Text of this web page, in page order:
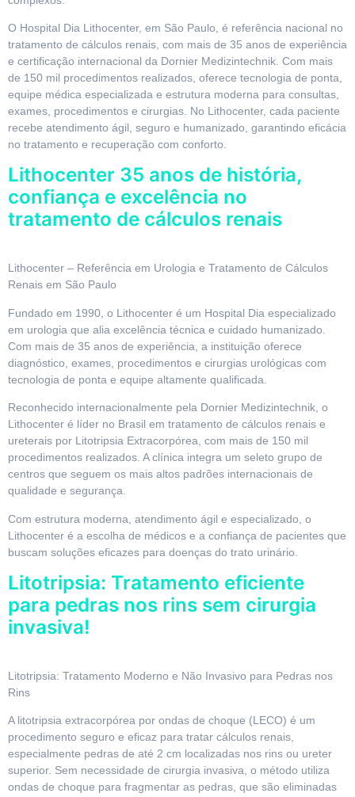
O Hospital Dia Lithocenter, em São Paulo, é referência nacional no
tratamento de cálculos renais, com mais de 35 anos de experiência
e certificação internacional da Dornier Medizintechnik. Com mais
de 150 mil procedimentos realizados, oferece tecnologia de ponta,
equipe médica especializada e estrutura moderna para consultas,
exames, procedimentos e cirurgias. No Lithocenter, cada paciente
recebe atendimento ágil, seguro e humanizado, garantindo eficácia
no tratamento e recuperação com conforto.
Lithocenter 35 anos de história,
confiança e excelência no
tratamento de cálculos renais
Lithocenter – Referência em Urologia e Tratamento de Cálculos
Renais em São Paulo
Fundado em 1990, o Lithocenter é um Hospital Dia especializado
em urologia que alia excelência técnica e cuidado humanizado.
Com mais de 35 anos de experiência, a instituição oferece
diagnóstico, exames, procedimentos e cirurgias urológicas com
tecnologia de ponta e equipe altamente qualificada.
Reconhecido internacionalmente pela Dornier Medizintechnik, o
Lithocenter é líder no Brasil em tratamento de cálculos renais e
ureterais por Litotripsia Extracorpórea, com mais de 150 mil
procedimentos realizados. A clínica integra um seleto grupo de
centros que seguem os mais altos padrões internacionais de
qualidade e segurança.
Com estrutura moderna, atendimento ágil e especializado, o
Lithocenter é a escolha de médicos e a confiança de pacientes que
buscam soluções eficazes para doenças do trato urinário.
Litotripsia: Tratamento eficiente
para pedras nos rins sem cirurgia
invasiva!
Litotripsia: Tratamento Moderno e Não Invasivo para Pedras nos
Rins
A litotripsia extracorpórea por ondas de choque (LECO) é um
procedimento seguro e eficaz para tratar cálculos renais,
especialmente pedras de até 2 cm localizadas nos rins ou ureter
superior. Sem necessidade de cirurgia invasiva, o método utiliza
ondas de choque para fragmentar as pedras, que são eliminadas